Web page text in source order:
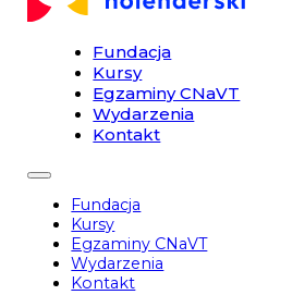
Fundacja
Kursy
Egzaminy CNaVT
Wydarzenia
Kontakt
Fundacja
Kursy
Egzaminy CNaVT
Wydarzenia
Kontakt